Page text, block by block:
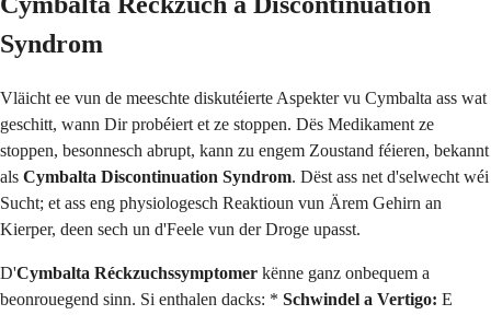
Syndrom
Vläicht ee vun de meeschte diskutéierte Aspekter vu Cymbalta ass wat
geschitt, wann Dir probéiert et ze stoppen. Dës Medikament ze
stoppen, besonnesch abrupt, kann zu engem Zoustand féieren, bekannt
als Cymbalta Discontinuation Syndrom. Dëst ass net d'selwecht wéi
Sucht; et ass eng physiologesch Reaktioun vun Ärem Gehirn an
Kierper, deen sech un d'Feele vun der Droge upasst.
D'Cymbalta Réckzuchssymptomer kënne ganz onbequem a
beonrouegend sinn. Si enthalen dacks: * Schwindel a Vertigo: E